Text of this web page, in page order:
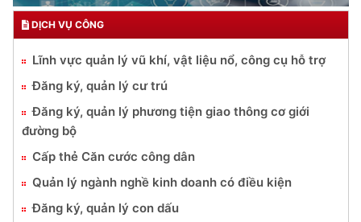
DỊCH VỤ CÔNG
Lĩnh vực quản lý vũ khí, vật liệu nổ, công cụ hỗ trợ
Đăng ký, quản lý cư trú
Đăng ký, quản lý phương tiện giao thông cơ giới
đường bộ
Cấp thẻ Căn cước công dân
Quản lý ngành nghề kinh doanh có điều kiện
Đăng ký, quản lý con dấu